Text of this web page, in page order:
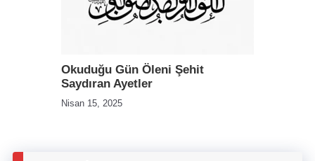
Okuduğu Gün Öleni Şehit
Saydıran Ayetler
Nisan 15, 2025